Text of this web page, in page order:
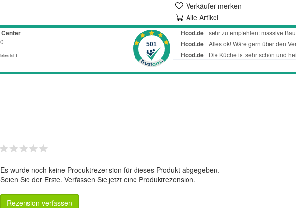
Verkäufer merken
Alle Artikel
Es wurde noch keine Produktrezension für dieses Produkt abgegeben.
Seien Sie der Erste. Verfassen Sie jetzt eine Produktrezension.
Rezension verfassen